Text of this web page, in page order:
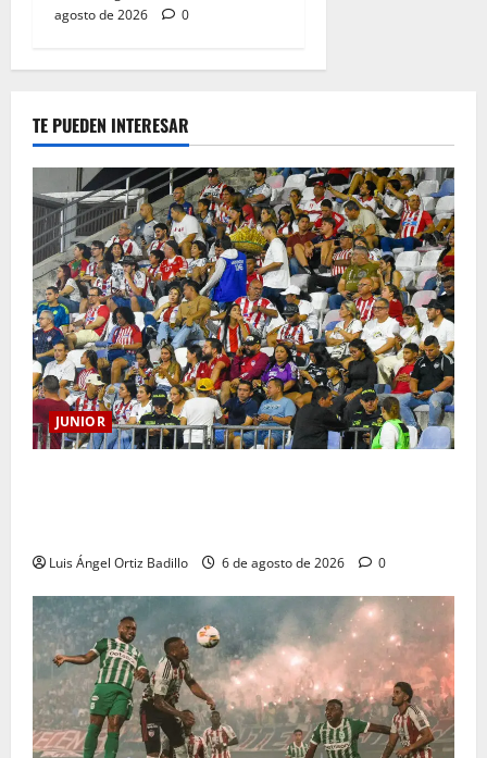
agosto de 2026
0
TE PUEDEN INTERESAR
JUNIOR
Luis Ángel Ortiz Badillo 6 de agosto de 2026 0